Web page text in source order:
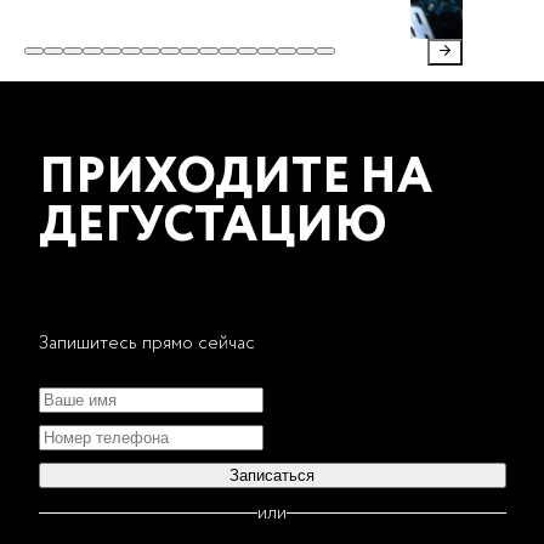
ПРИХОДИТЕ НА
ДЕГУСТАЦИЮ
Запишитесь прямо сейчас
Записаться
или